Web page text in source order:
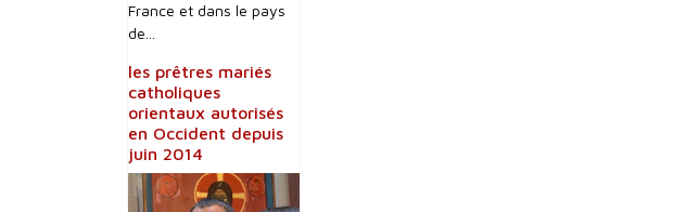
France et dans le pays
de...
les prêtres mariés
catholiques
orientaux autorisés
en Occident depuis
juin 2014